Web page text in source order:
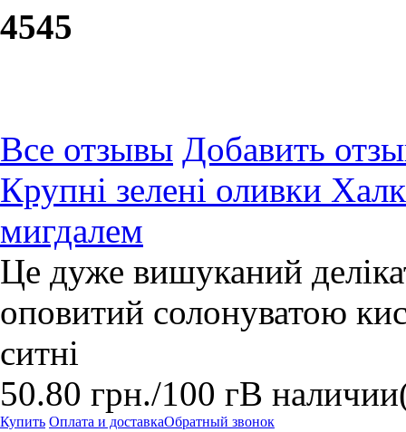
4545
Все отзывы Добавить
Крупні зелені оливки
мигдалем
Це дуже вишуканий
оповитий солонуватою
ситні
50.80 грн./100 гВ наличии
Купить Оплата и доставкаОбратный звонок